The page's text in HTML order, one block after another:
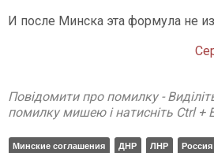
И после Минска эта формула не
Повідомити про помилку -
помилку мишею і натисніть Ctrl +
Минские соглашения ДНР ЛНР Россия